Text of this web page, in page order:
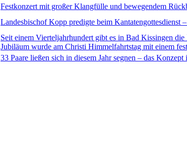
Festkonzert mit großer Klangfülle und bewegendem
Landesbischof Kopp predigte beim Kantatengottesdienst
Seit einem Vierteljahrhundert gibt es in Bad Kissingen
Jubiläum wurde am Christi Himmelfahrtstag mit einem
33 Paare ließen sich in diesem Jahr segnen – das